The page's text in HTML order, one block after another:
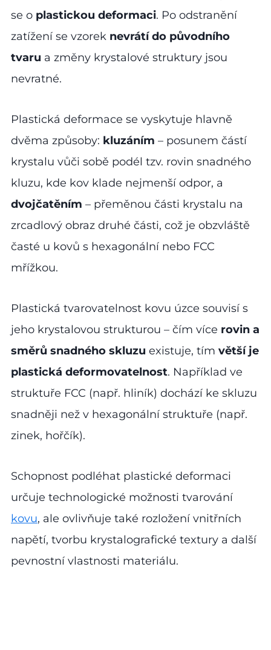
se o plastickou deformaci. Po odstranění
zatížení se vzorek nevrátí do původního
tvaru a změny krystalové struktury jsou
nevratné.
Plastická deformace se vyskytuje hlavně
dvěma způsoby: kluzáním – posunem částí
krystalu vůči sobě podél tzv. rovin snadného
kluzu, kde kov klade nejmenší odpor, a
dvojčatěním – přeměnou části krystalu na
zrcadlový obraz druhé části, což je obzvláště
časté u kovů s hexagonální nebo FCC
mřížkou.
Plastická tvarovatelnost kovu úzce souvisí s
jeho krystalovou strukturou – čím více rovin a
směrů snadného skluzu existuje, tím větší je
plastická deformovatelnost. Například ve
struktuře FCC (např. hliník) dochází ke skluzu
snadněji než v hexagonální struktuře (např.
zinek, hořčík).
Schopnost podléhat plastické deformaci
určuje technologické možnosti tvarování
kovu, ale ovlivňuje také rozložení vnitřních
napětí, tvorbu krystalografické textury a další
pevnostní vlastnosti materiálu.